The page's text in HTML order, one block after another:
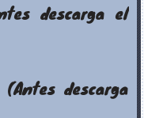
descarga el
(Antes descarga